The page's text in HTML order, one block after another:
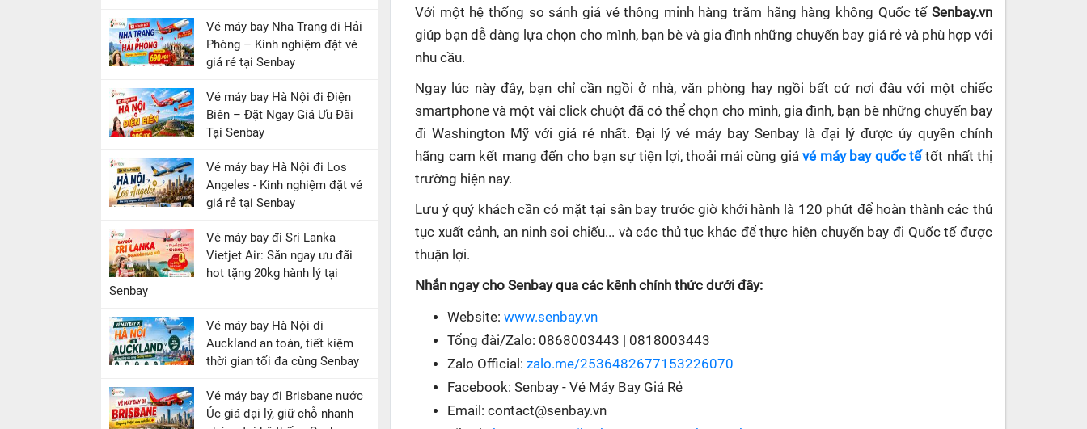
Vé máy bay Nha Trang đi Hải
Phòng – Kinh nghiệm đặt vé
giá rẻ tại Senbay
Vé máy bay Hà Nội đi Điện
Biên – Đặt Ngay Giá Ưu Đãi
Tại Senbay
Vé máy bay Hà Nội đi Los
Angeles - Kinh nghiệm đặt vé
giá rẻ tại Senbay
Vé máy bay đi Sri Lanka
Vietjet Air: Săn ngay ưu đãi
hot tặng 20kg hành lý tại
Senbay
Vé máy bay Hà Nội đi
Auckland an toàn, tiết kiệm
thời gian tối đa cùng Senbay
Vé máy bay đi Brisbane nước
Úc giá đại lý, giữ chỗ nhanh
Với một hệ thống so sánh giá vé thông minh hàng trăm hãng hàng không Quốc tế Senbay.vn
giúp bạn dễ dàng lựa chọn cho mình, bạn bè và gia đình những chuyến bay giá rẻ và phù hợp với
nhu cầu.
Ngay lúc này đây, bạn chỉ cần ngồi ở nhà, văn phòng hay ngồi bất cứ nơi đâu với một chiếc
smartphone và một vài click chuột đã có thể chọn cho mình, gia đình, bạn bè những chuyến bay
đi Washington Mỹ với giá rẻ nhất. Đại lý vé máy bay Senbay
là đại lý được ủy quyền chính
hãng cam kết mang đến cho bạn sự tiện lợi, thoải mái cùng giávé máy bay quốc tế tốt nhất thị
trường hiện nay.
Lưu ý quý khách cần có mặt tại sân bay trước giờ khởi hành là 120 phút để hoàn thành các thủ
tục xuất cảnh, an ninh soi chiếu... và các thủ tục khác để thực hiện chuyến bay đi Quốc tế được
thuận lợi.
Nhắn ngay cho Senbay qua các kênh chính thức dưới đây:
Website: www.senbay.vn
Tổng đài/Zalo: 0868003443 | 0818003443
Zalo Official: zalo.me/2536482677153226070
Facebook: Senbay - Vé Máy Bay Giá Rẻ
Email: contact@senbay.vn